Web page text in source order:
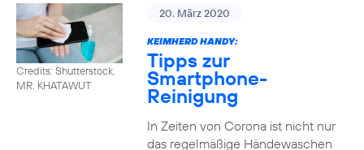
Credits: Shutterstock,
MR. KHATAWUT
20. März 2020
KEIMHERD HANDY:
Tipps zur
Smartphone-
Reinigung
In Zeiten von Corona ist nicht nur
das regelmäßige Händewaschen